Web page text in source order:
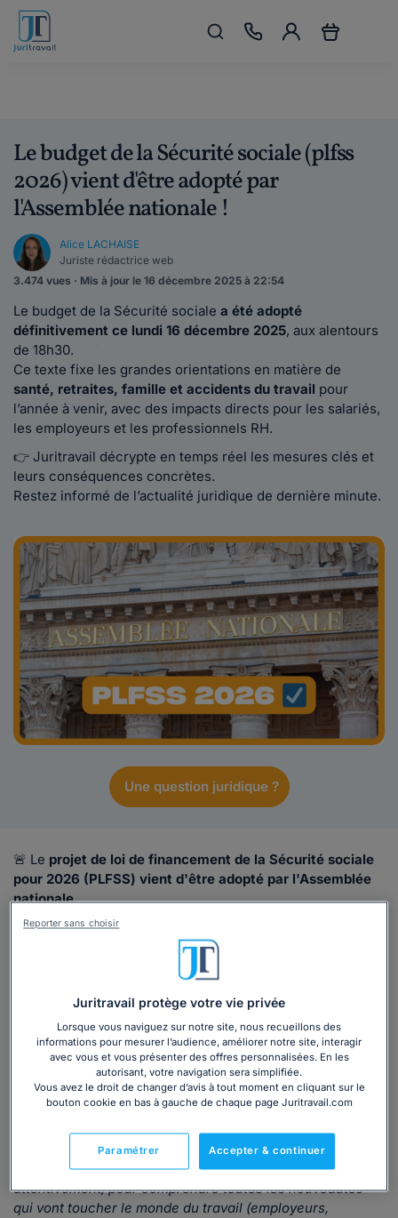
Le budget de la Sécurité sociale (plfss
2026) vient d'être adopté par
l'Assemblée nationale !
Alice LACHAISE
Juriste rédactrice web
3.474 vues · Mis à jour le 16 décembre 2025 à 22:54
Le budget de la Sécurité sociale a été adopté
définitivement ce lundi 16 décembre 2025, aux alentours
de 18h30.
Ce texte fixe les grandes orientations en matière de
santé, retraites, famille et accidents du travail pour
l’année à venir, avec des impacts directs pour les salariés,
les employeurs et les professionnels RH.
👉 Juritravail décrypte en temps réel les mesures clés et
leurs conséquences concrètes.
Restez informé de l’actualité juridique de dernière minute.
Une question juridique ?
🚨 Le projet de loi de financement de la Sécurité sociale
pour 2026 (PLFSS) vient d'être adopté par l'Assemblée
nationale.
Les députés avaient le dernier mot sur ce texte qui vient
adopté de manière définitive
décembre 2025 aux alentours de 18h30.
Il a ainsi été approuvé, avec :
247 voix "pour" ;
232 voix "contre" ;
569 votants ;
479 votes exprimés.
Nous vous expliquons les mesures principales de ce
projet, dans notre article dédié :PLFSS 2026 - projet de
loi de financement de la Sécurité sociale pour 2026 : les
principales mesures! N'hésitez pas à le lire
attentivement, pour comprendre toutes les nouveautés
qui vont toucher le monde du travail (employeurs,
Juritravail protège votre vie privée
Lorsque vous naviguez sur notre site, nous recueillons des
informations pour mesurer l’audience, améliorer notre site, interagir
avec vous et vous présenter des offres personnalisées. En les
autorisant, votre navigation sera simplifiée.
Vous avez le droit de changer d’avis à tout moment en cliquant sur le
bouton cookie en bas à gauche de chaque page Juritravail.com
Accepter & continuer
Paramétrer
Reporter sans choisir